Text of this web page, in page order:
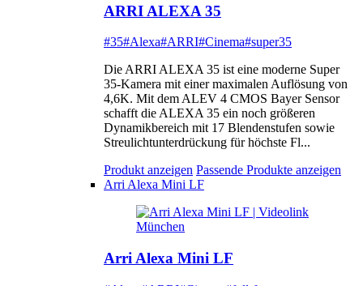
ARRI ALEXA 35
#35#Alexa#ARRI#Cinema#super35
Die ARRI ALEXA 35 ist eine moderne Super
35-Kamera mit einer maximalen Auflösung von
4,6K. Mit dem ALEV 4 CMOS Bayer Sensor
schafft die ALEXA 35 ein noch größeren
Dynamikbereich mit 17 Blendenstufen sowie
Streulichtunterdrückung für höchste Fl...
Produkt anzeigen Passende Produkte anzeigen
Arri Alexa Mini LF
Arri Alexa Mini LF